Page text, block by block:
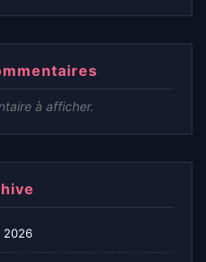
à afficher.
2026